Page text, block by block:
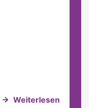
Weiterlesen